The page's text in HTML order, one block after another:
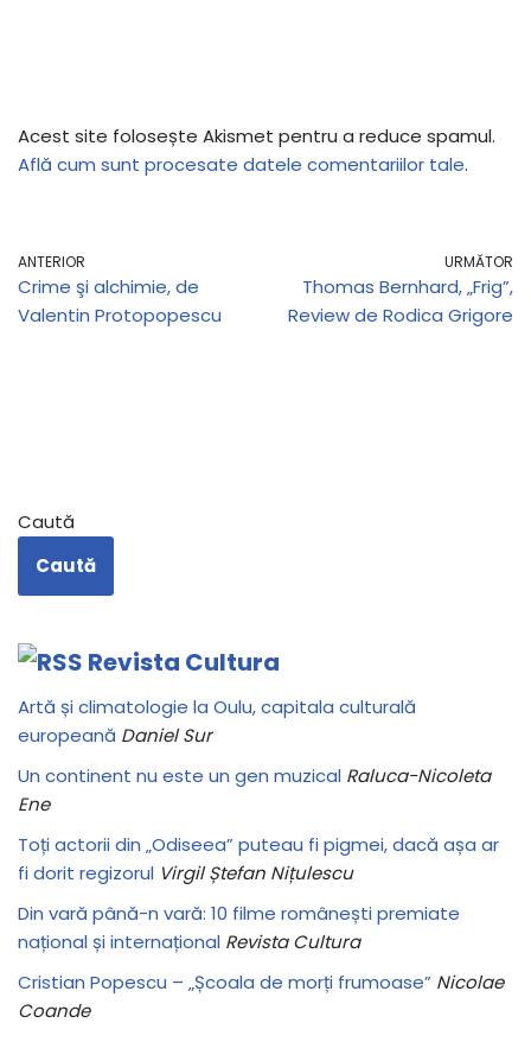
Acest site folosește Akismet pentru a reduce spamul.
Află cum sunt procesate datele comentariilor tale.
ANTERIOR
Crime şi alchimie, de
Valentin Protopopescu
URMĂTOR
Thomas Bernhard, „Frig”,
Review de Rodica Grigore
Caută
Caută
Revista Cultura
Artă și climatologie la Oulu, capitala culturală
europeană Daniel Sur
Un continent nu este un gen muzical Raluca-Nicoleta
Ene
Toți actorii din „Odiseea” puteau fi pigmei, dacă așa ar
fi dorit regizorul Virgil Ștefan Nițulescu
Din vară până-n vară: 10 filme românești premiate
național și internațional Revista Cultura
Cristian Popescu – „Școala de morți frumoase” Nicolae
Coande